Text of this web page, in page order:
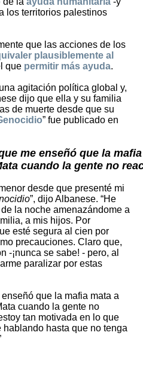
los territorios palestinos
que las acciones de los
plausiblemente al
que permitir más ayuda.
agitación política global y,
dijo que ella y su familia
de muerte desde que su
” fue publicado en
me enseñó que la
cuando la gente no
desde que presenté mi
”, dijo Albanese. “He
la noche amenazándome a
a mis hijos. Por
esté segura al cien por
precauciones. Claro que,
-¡nunca se sabe! - pero, al
paralizar por estas
que la mafia mata a
cuando la gente no
tan motivada en lo que
hasta que no tenga